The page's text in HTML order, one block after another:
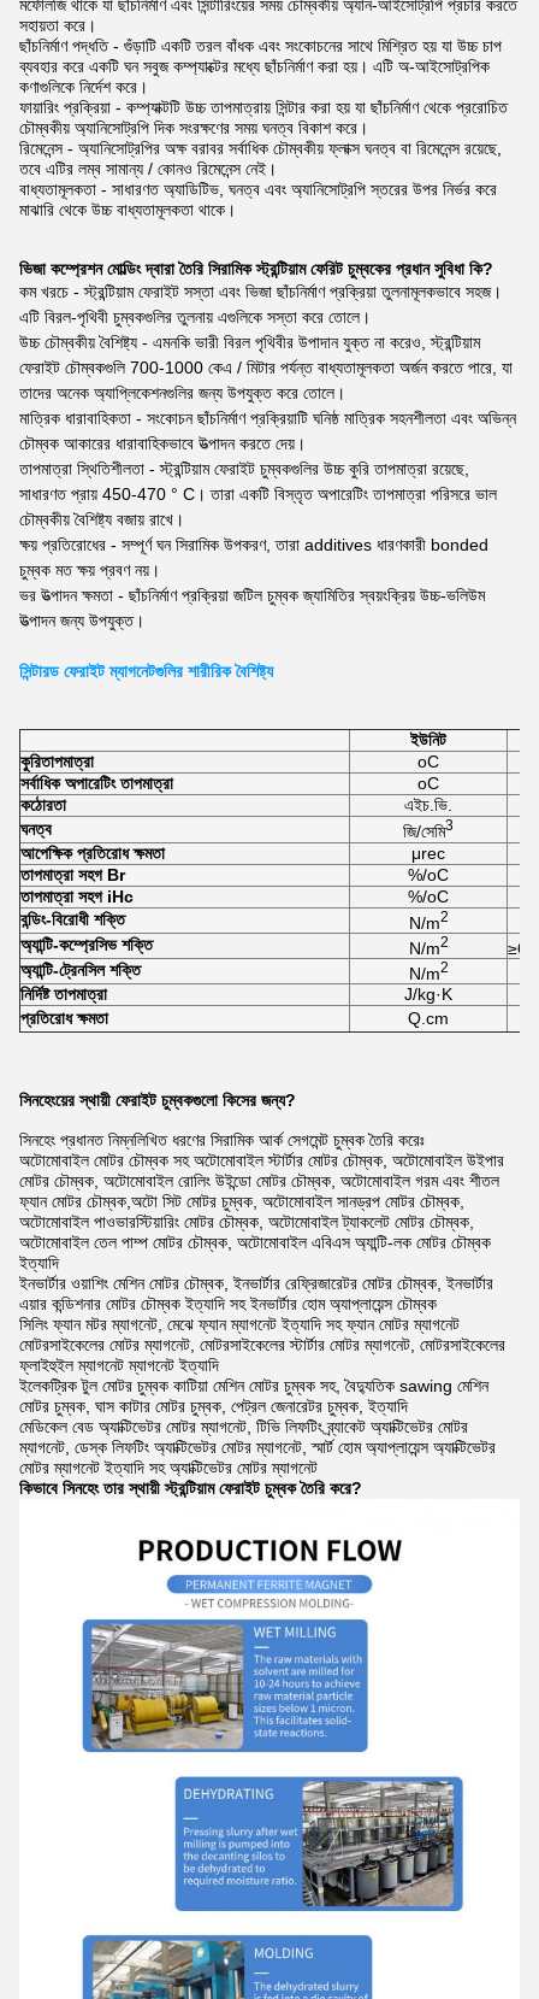
মর্ফোলজি থাকে যা ছাঁচনির্মাণ এবং সিন্টারিংয়ের সময় চৌম্বকীয় অ্যান-আইসোট্রপি প্রচার করতে
সহায়তা করে।
ছাঁচনির্মাণ পদ্ধতি - গুঁড়াটি একটি তরল বাঁধক এবং সংকোচনের সাথে মিশ্রিত হয় যা উচ্চ চাপ
ব্যবহার করে একটি ঘন সবুজ কম্প্যাক্টের মধ্যে ছাঁচনির্মাণ করা হয়। এটি অ-আইসোট্রপিক
কণাগুলিকে নির্দেশ করে।
ফায়ারিং প্রক্রিয়া - কম্প্যাক্টটি উচ্চ তাপমাত্রায় সিন্টার করা হয় যা ছাঁচনির্মাণ থেকে প্ররোচিত
চৌম্বকীয় অ্যানিসোট্রপি দিক সংরক্ষণের সময় ঘনত্ব বিকাশ করে।
রিমেনেন্স - অ্যানিসোট্রপির অক্ষ বরাবর সর্বাধিক চৌম্বকীয় ফ্লাক্স ঘনত্ব বা রিমেনেন্স রয়েছে,
তবে এটির লম্ব সামান্য / কোনও রিমেনেন্স নেই।
বাধ্যতামূলকতা - সাধারণত অ্যাডিটিভ, ঘনত্ব এবং অ্যানিসোট্রপি স্তরের উপর নির্ভর করে
মাঝারি থেকে উচ্চ বাধ্যতামূলকতা থাকে।
ভিজা কম্প্রেশন মোল্ডিং দ্বারা তৈরি সিরামিক স্ট্রন্টিয়াম ফেরিট চুম্বকের প্রধান সুবিধা কি?
কম খরচে - স্ট্রন্টিয়াম ফেরাইট সস্তা এবং ভিজা ছাঁচনির্মাণ প্রক্রিয়া তুলনামূলকভাবে সহজ।
এটি বিরল-পৃথিবী চুম্বকগুলির তুলনায় এগুলিকে সস্তা করে তোলে।
উচ্চ চৌম্বকীয় বৈশিষ্ট্য - এমনকি ভারী বিরল পৃথিবীর উপাদান যুক্ত না করেও, স্ট্রন্টিয়াম
ফেরাইট চৌম্বকগুলি 700-1000 কেএ / মিটার পর্যন্ত বাধ্যতামূলকতা অর্জন করতে পারে, যা
তাদের অনেক অ্যাপ্লিকেশনগুলির জন্য উপযুক্ত করে তোলে।
মাত্রিক ধারাবাহিকতা - সংকোচন ছাঁচনির্মাণ প্রক্রিয়াটি ঘনিষ্ঠ মাত্রিক সহনশীলতা এবং অভিন্ন
চৌম্বক আকারের ধারাবাহিকভাবে উত্পাদন করতে দেয়।
তাপমাত্রা স্থিতিশীলতা - স্ট্রন্টিয়াম ফেরাইট চুম্বকগুলির উচ্চ কুরি তাপমাত্রা রয়েছে,
সাধারণত প্রায় 450-470 ° C। তারা একটি বিস্তৃত অপারেটিং তাপমাত্রা পরিসরে ভাল
চৌম্বকীয় বৈশিষ্ট্য বজায় রাখে।
ক্ষয় প্রতিরোধের - সম্পূর্ণ ঘন সিরামিক উপকরণ, তারা additives ধারণকারী bonded
চুম্বক মত ক্ষয় প্রবণ নয়।
ভর উত্পাদন ক্ষমতা - ছাঁচনির্মাণ প্রক্রিয়া জটিল চুম্বক জ্যামিতির স্বয়ংক্রিয় উচ্চ-ভলিউম
উত্পাদন জন্য উপযুক্ত।
সিন্টারড ফেরাইট ম্যাগনেটগুলির শারীরিক বৈশিষ্ট্য
ইউনিট
কুরিতাপমাত্রা
oC
সর্বাধিক অপারেটিং তাপমাত্রা
oC
কঠোরতা
এইচ.ভি.
ঘনত্ব
জি/সেমি3
আপেক্ষিক প্রতিরোধ ক্ষমতা
μrec
তাপমাত্রা সহগ Br
%/oC
তাপমাত্রা সহগ iHc
%/oC
বন্ডিং-বিরোধী শক্তি
N/m2
অ্যান্টি-কম্প্রেসিভ শক্তি N/m2
অ্যান্টি-ট্রেনসিল শক্তি
N/m2
নির্দিষ্ট তাপমাত্রা
J/kg·K
প্রতিরোধ ক্ষমতা
Q.cm
সিনহেংয়ের স্থায়ী ফেরাইট চুম্বকগুলো কিসের জন্য?
সিনহেং প্রধানত নিম্নলিখিত ধরণের সিরামিক আর্ক সেগমেন্ট চুম্বক তৈরি করেঃ
অটোমোবাইল মোটর চৌম্বক সহ অটোমোবাইল স্টার্টার মোটর চৌম্বক, অটোমোবাইল উইপার
মোটর চৌম্বক, অটোমোবাইল রোলিং উইন্ডো মোটর চৌম্বক, অটোমোবাইল গরম এবং শীতল
ফ্যান মোটর চৌম্বক,অটো সিট মোটর চুম্বক, অটোমোবাইল সানড্রপ মোটর চৌম্বক,
অটোমোবাইল পাওভারস্টিয়ারিং মোটর চৌম্বক, অটোমোবাইল ট্যাকলেট মোটর চৌম্বক,
অটোমোবাইল তেল পাম্প মোটর চৌম্বক, অটোমোবাইল এবিএস অ্যান্টি-লক মোটর চৌম্বক
ইত্যাদি
ইনভার্টার ওয়াশিং মেশিন মোটর চৌম্বক, ইনভার্টার রেফ্রিজারেটর মোটর চৌম্বক, ইনভার্টার
এয়ার কন্ডিশনার মোটর চৌম্বক ইত্যাদি সহ ইনভার্টার হোম অ্যাপ্লায়েন্স চৌম্বক
সিলিং ফ্যান মটর ম্যাগনেট, মেঝে ফ্যান ম্যাগনেট ইত্যাদি সহ ফ্যান মোটর ম্যাগনেট
মোটরসাইকেলের মোটর ম্যাগনেট, মোটরসাইকেলের স্টার্টার মোটর ম্যাগনেট, মোটরসাইকেলের
ফ্লাইহুইল ম্যাগনেট ম্যাগনেট ইত্যাদি
ইলেকট্রিক টুল মোটর চুম্বক কাটিয়া মেশিন মোটর চুম্বক সহ, বৈদ্যুতিক sawing মেশিন
মোটর চুম্বক, ঘাস কাটার মোটর চুম্বক, পেট্রল জেনারেটর চুম্বক, ইত্যাদি
মেডিকেল বেড অ্যাক্টিভেটর মোটর ম্যাগনেট, টিভি লিফটিং ব্র্যাকেট অ্যাক্টিভেটর মোটর
ম্যাগনেট, ডেস্ক লিফটিং অ্যাক্টিভেটর মোটর ম্যাগনেট, স্মার্ট হোম অ্যাপ্লায়েন্স অ্যাক্টিভেটর
মোটর ম্যাগনেট ইত্যাদি সহ অ্যাক্টিভেটর মোটর ম্যাগনেট
কিভাবে সিনহেং তার স্থায়ী স্ট্রন্টিয়াম ফেরাইট চুম্বক তৈরি করে?